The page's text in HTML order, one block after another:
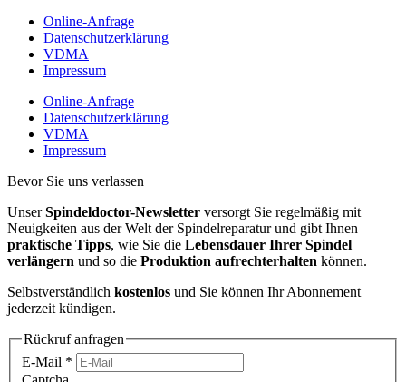
Online-Anfrage
Datenschutzerklärung
VDMA
Impressum
Online-Anfrage
Datenschutzerklärung
VDMA
Impressum
Bevor Sie uns verlassen
UnserSpindeldoctor-Newsletter versorgt Sie regelmäßig mit
Neuigkeiten aus der Welt der Spindelreparatur und gibt Ihnen
praktische Tipps, wie Sie die Lebensdauer Ihrer Spindel
verlängern und so die Produktion aufrechterhalten können.
Selbstverständlich kostenlos und Sie können Ihr Abonnement
jederzeit kündigen.
Rückruf anfragen
E-Mail *